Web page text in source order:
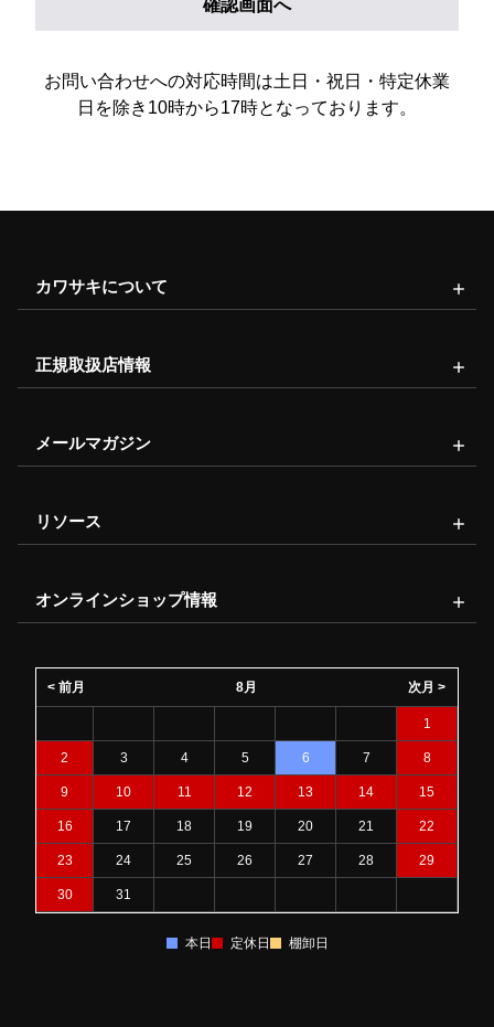
お問い合わせへの対応時間は土日・祝日・特定休業
日を除き10時から17時となっております。
カワサキについて
正規取扱店情報
メールマガジン
リソース
オンラインショップ情報
8月
< 前月 次月 >
1
2 3 4 5 6 7 8
9 10 11 12 13 14 15
16 17 18 19 20 21 22
23 24 25 26 27 28 29
30 31
本日 定休日 棚卸日